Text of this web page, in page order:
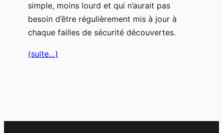
simple, moins lourd et qui n’aurait pas
besoin d’être régulièrement mis à jour à
chaque failles de sécurité découvertes.
(suite…)